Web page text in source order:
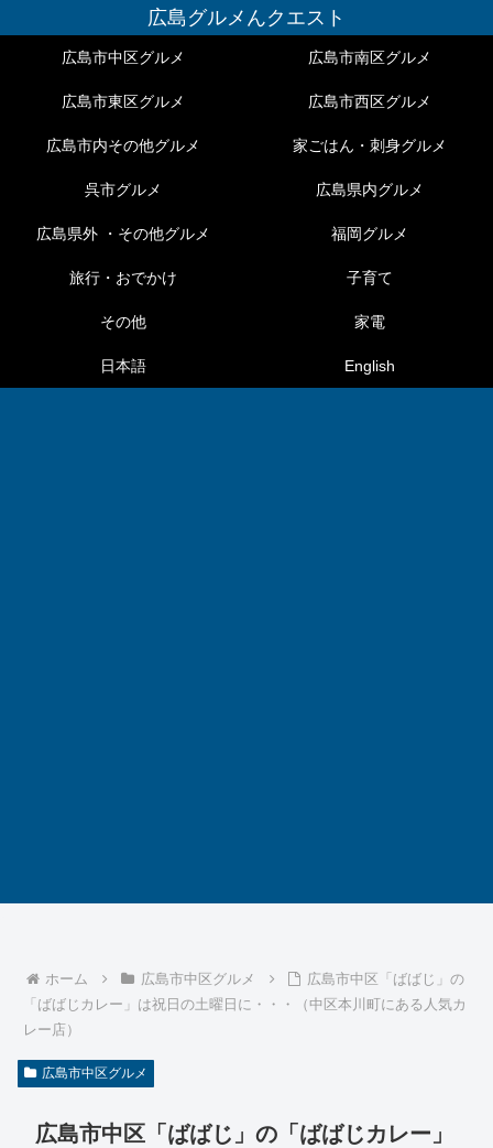
広島グルメんクエスト
広島市中区グルメ 広島市南区グルメ
広島市東区グルメ 広島市西区グルメ
広島市内その他グルメ 家ごはん・刺身グルメ
呉市グルメ 広島県内グルメ
広島県外 ・その他グルメ 福岡グルメ
旅行・おでかけ 子育て
その他 家電
日本語 English
ホーム 広島市中区グルメ
広島市中区「ばばじ」の
「ばばじカレー」は祝日の土曜日に・・・（中区本川町にある人気カ
レー店）
広島市中区グルメ
広島市中区「ばばじ」の「ばばじカレー」